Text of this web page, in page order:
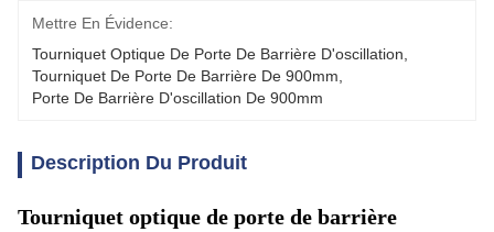
Mettre En Évidence:
Tourniquet Optique De Porte De Barrière D'oscillation
Tourniquet De Porte De Barrière De 900mm
Porte De Barrière D'oscillation De 900mm
Description Du Produit
Tourniquet optique de porte de barrière